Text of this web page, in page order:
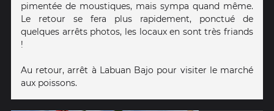
pimentée de moustiques, mais sympa quand même.
Le retour se fera plus rapidement, ponctué de
quelques arrêts photos, les locaux en sont très friands
!
Au retour, arrêt à Labuan Bajo pour visiter le marché
aux poissons.